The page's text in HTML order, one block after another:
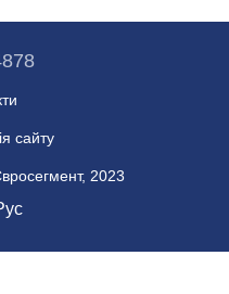
сайту
2023